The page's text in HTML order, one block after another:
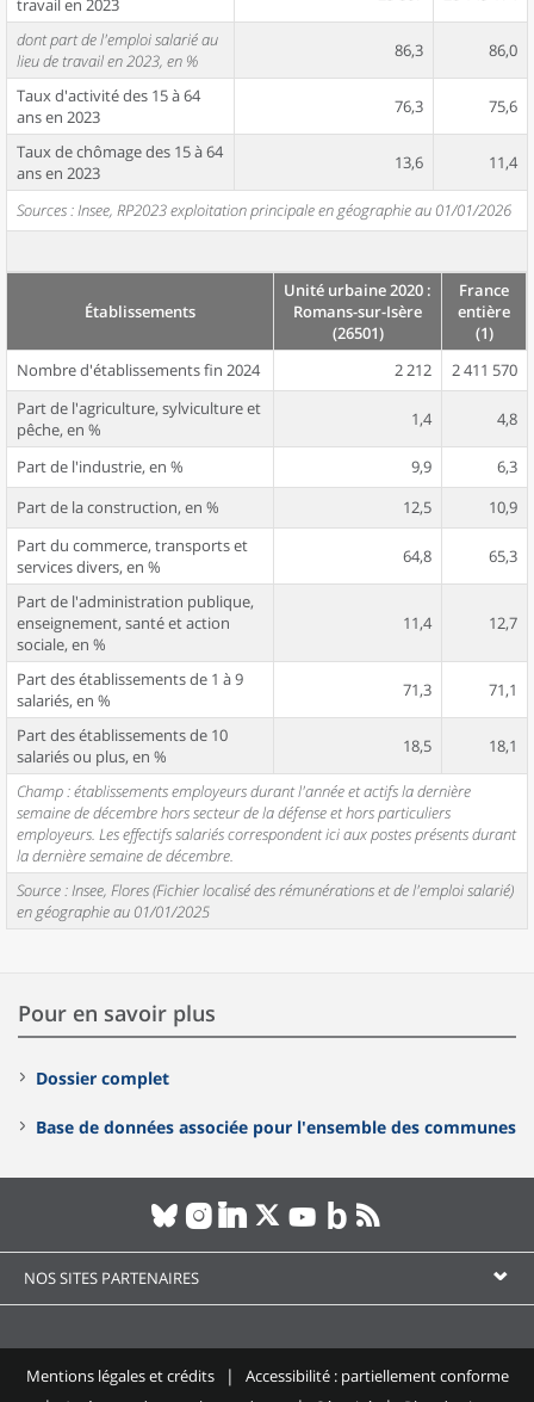
travail en 2023
dont part de l'emploi salarié au
lieu de travail en 2023, en %
86,3 86,0
Taux d'activité des 15 à 64
ans en 2023
76,3 75,6
Taux de chômage des 15 à 64
ans en 2023
13,6 11,4
Sources : Insee, RP2023 exploitation principale en géographie au 01/01/2026
Établissements
Unité urbaine 2020 :
Romans-sur-Isère
(26501)
France
entière
(1)
Nombre d'établissements fin 2024
2 212
2 411 570
Part de l'agriculture, sylviculture et
pêche, en %
1,4 4,8
Part de l'industrie, en % 9,9
6,3
Part de la construction, en %
12,5
10,9
Part du commerce, transports et
services divers, en %
64,8 65,3
Part de l'administration publique,
enseignement, santé et action
sociale, en %
11,4 12,7
Part des établissements de 1 à 9
salariés, en %
71,3 71,1
Part des établissements de 10
salariés ou plus, en %
18,5 18,1
Champ : établissements employeurs durant l'année et actifs la dernière
semaine de décembre hors secteur de la défense et hors particuliers
employeurs. Les effectifs salariés correspondent ici aux postes présents durant
la dernière semaine de décembre.
Source : Insee, Flores (Fichier localisé des rémunérations et de l'emploi salarié)
en géographie au 01/01/2025
Pour en savoir plus
Dossier complet
Base de données associée pour l'ensemble des communes
NOS SITES PARTENAIRES
Mentions légales et crédits
Accessibilité : partiellement conforme